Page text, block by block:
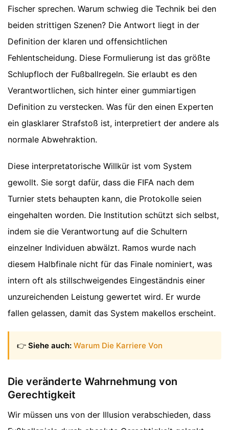
Fischer sprechen. Warum schwieg die Technik bei den
beiden strittigen Szenen? Die Antwort liegt in der
Definition der klaren und offensichtlichen
Fehlentscheidung. Diese Formulierung ist das größte
Schlupfloch der Fußballregeln. Sie erlaubt es den
Verantwortlichen, sich hinter einer gummiartigen
Definition zu verstecken. Was für den einen Experten
ein glasklarer Strafstoß ist, interpretiert der andere als
normale Abwehraktion.
Diese interpretatorische Willkür ist vom System
gewollt. Sie sorgt dafür, dass die FIFA nach dem
Turnier stets behaupten kann, die Protokolle seien
eingehalten worden. Die Institution schützt sich selbst,
indem sie die Verantwortung auf die Schultern
einzelner Individuen abwälzt. Ramos wurde nach
diesem Halbfinale nicht für das Finale nominiert, was
intern oft als stillschweigendes Eingeständnis einer
unzureichenden Leistung gewertet wird. Er wurde
fallen gelassen, damit das System makellos erscheint.
👉 Siehe auch: Warum Die Karriere Von
Die veränderte Wahrnehmung von
Gerechtigkeit
Wir müssen uns von der Illusion verabschieden, dass